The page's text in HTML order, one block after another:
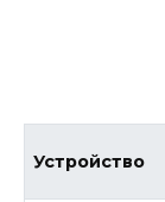
Устройство